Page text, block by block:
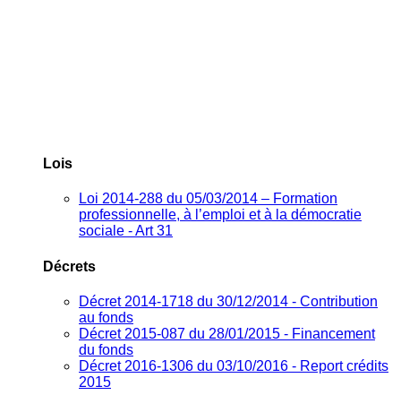
Lois
Loi 2014-288 du 05/03/2014 – Formation
professionnelle, à l’emploi et à la démocratie
sociale - Art 31
Décrets
Décret 2014-1718 du 30/12/2014 - Contribution
au fonds
Décret 2015-087 du 28/01/2015 - Financement
du fonds
Décret 2016-1306 du 03/10/2016 - Report crédits
2015